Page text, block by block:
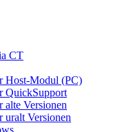
CT
Host-Modul (PC)
QuickSupport
alte Versionen
uralt Versionen